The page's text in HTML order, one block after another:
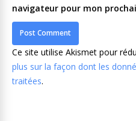
navigateur pour mon
Ce site utilise Akismet pour
plus sur la façon dont les
traitées.